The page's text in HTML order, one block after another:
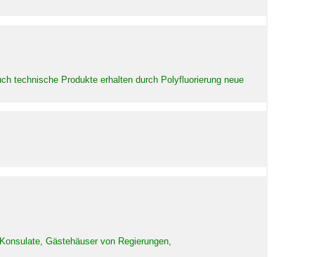
technische Produkte erhalten durch Polyfluorierung neue
Gästehäuser von Regierungen,